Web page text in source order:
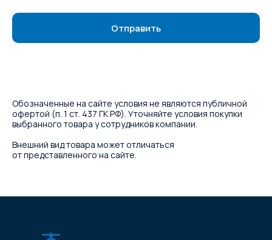
Отправить
Обозначенные на сайте условия не являются публичной
офертой (п. 1 ст. 437 ГК РФ). Уточняйте условия покупки
выбранного товара у сотрудников компании.
Внешний вид товара может отличаться
от представленного на сайте.